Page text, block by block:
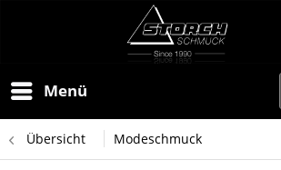
Menü
Übersicht Modeschmuck